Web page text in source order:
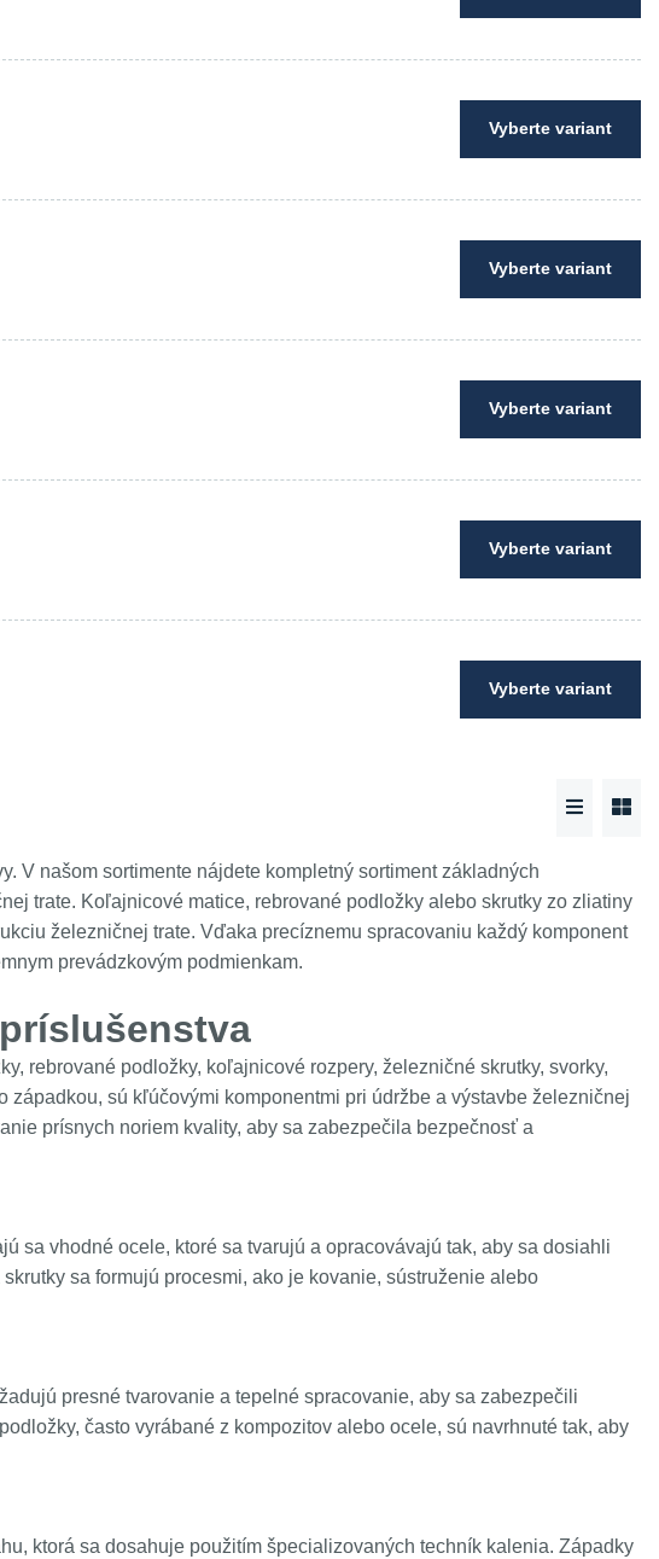
Vyberte variant
Vyberte variant
Vyberte variant
Vyberte variant
Vyberte variant
V našom sortimente nájdete kompletný sortiment základných
trate. Koľajnicové matice, rebrované podložky alebo skrutky zo zliatiny
železničnej trate. Vďaka precíznemu spracovaniu každý komponent
prevádzkovým podmienkam.
rebrované podložky, koľajnicové rozpery, železničné skrutky, svorky,
sú kľúčovými komponentmi pri údržbe a výstavbe železničnej
prísnych noriem kvality, aby sa zabezpečila bezpečnosť a
sa vhodné ocele, ktoré sa tvarujú a opracovávajú tak, aby sa dosiahli
sa formujú procesmi, ako je kovanie, sústruženie alebo
presné tvarovanie a tepelné spracovanie, aby sa zabezpečili
často vyrábané z kompozitov alebo ocele, sú navrhnuté tak, aby
ktorá sa dosahuje použitím špecializovaných techník kalenia. Západky